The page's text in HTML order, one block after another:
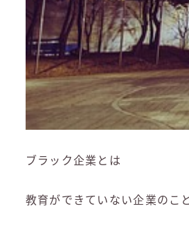
ブラック企業とは
教育ができていない企業のこ